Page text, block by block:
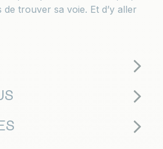
trouver sa voie. Et d’y aller